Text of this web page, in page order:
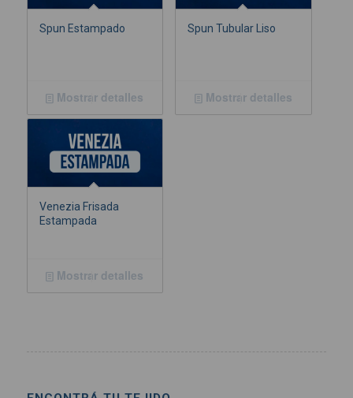
Spun Estampado
Mostrar detalles
Spun Tubular Liso
Mostrar detalles
Venezia Frisada
Estampada
Mostrar detalles